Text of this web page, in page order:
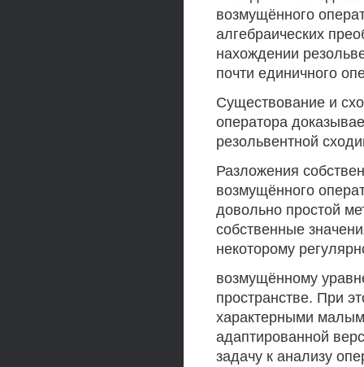
возмущённого
алгебраических
нахождении
почти единичного
Существование и
оператора
резольвентной
Разложения
возмущённого
довольно простой
собственные
некоторому
возмущённому
пространстве. При
характерными
адаптированной
задачу к анализу